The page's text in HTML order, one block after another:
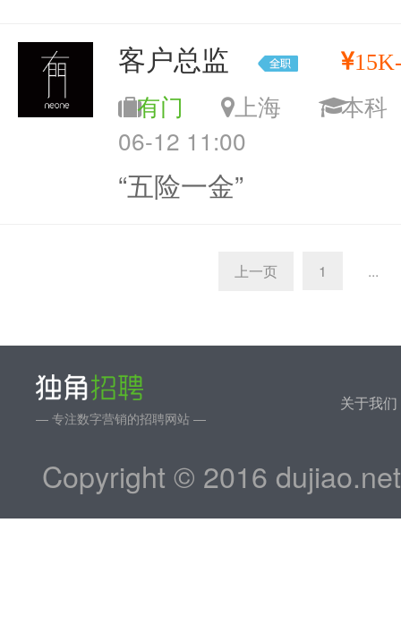
客户总监
有门 上海
本
06-12 11:00
“五险一金”
上一页 1 ...
— 专注数字营销的招聘网站 —
关于我们
Copyright © 2016